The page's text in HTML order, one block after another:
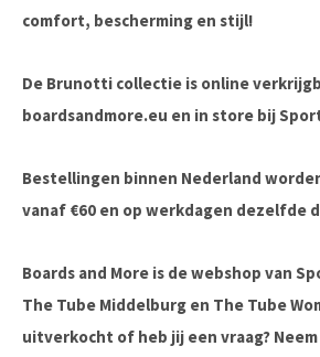
comfort, bescherming en stijl!
De Brunotti collectie is online
boardsandmore.eu en in store bij
Bestellingen binnen Nederland
vanaf €60 en op werkdagen dezelfde
Boards and More is de webshop van
The Tube Middelburg en The Tube
uitverkocht of heb jij een vraag?